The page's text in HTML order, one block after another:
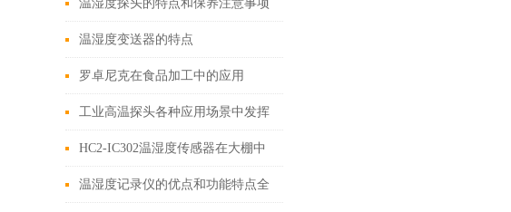
温湿度探头的特点和保养注意事项
温湿度变送器的特点
罗卓尼克在食品加工中的应用
工业高温探头各种应用场景中发挥
的作用及特点
HC2-IC302温湿度传感器在大棚中
的应用
温湿度记录仪的优点和功能特点全